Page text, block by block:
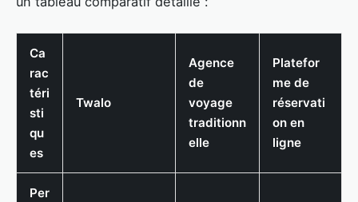
Ca
rac
téri
sti
qu
es
Twalo
Agence
de
voyage
traditionn
elle
Platefor
me de
réservati
on en
ligne
Per